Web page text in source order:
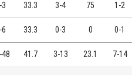
3 33.3 3-4 75 1-2
6 33.3 0-3 0 0-1
48 41.7 3-13 23.1 7-14